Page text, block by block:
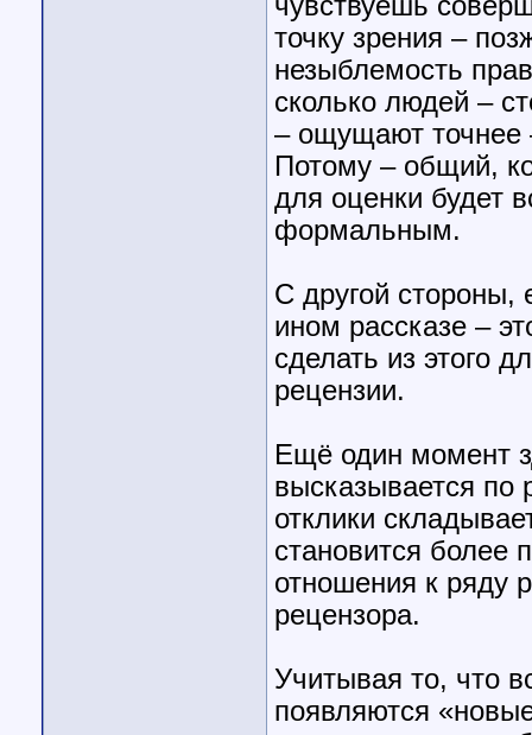
чувствуешь
точку зрения –
незыблемость
сколько людей –
– ощущают точнее
Потому – общий,
для оценки будет
формальным.
С другой стороны,
ином рассказе –
сделать из этого
рецензии.
Ещё один момент
высказывается по
отклики
становится более
отношения к ряду
рецензора.
Учитывая то, что
появляются